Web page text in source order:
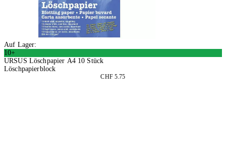
Auf Lager:
10+
URSUS Löschpapier A4 10 Stück
Löschpapierblock
CHF 5.75